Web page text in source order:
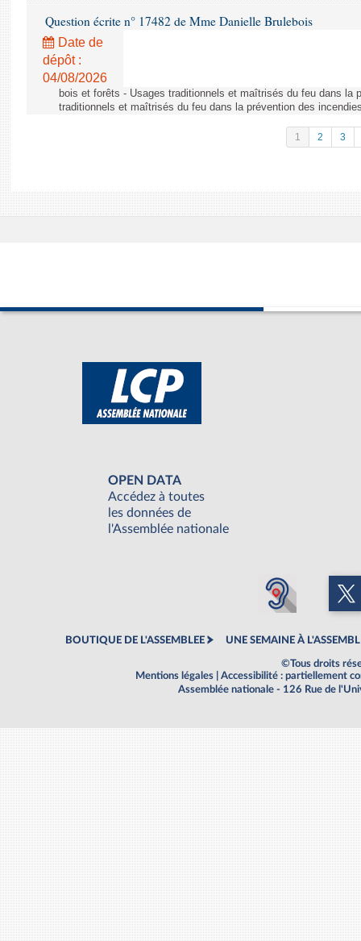
Question écrite n° 17482 de Mme Danielle Brulebois
Date de
dépôt :
04/08/2026
bois et forêts - Usages traditionnels et maîtrisés du feu dans la
traditionnels et maîtrisés du feu dans la prévention des
1 2 3
OPEN DATA
Accédez à toutes
les données de
l'Assemblée nationale
BOUTIQUE DE L'ASSEMBLEE UNE SEMAINE À
©Tous droits
Mentions légales
Accessibilité : partiellement
Assemblée nationale - 126 Rue de